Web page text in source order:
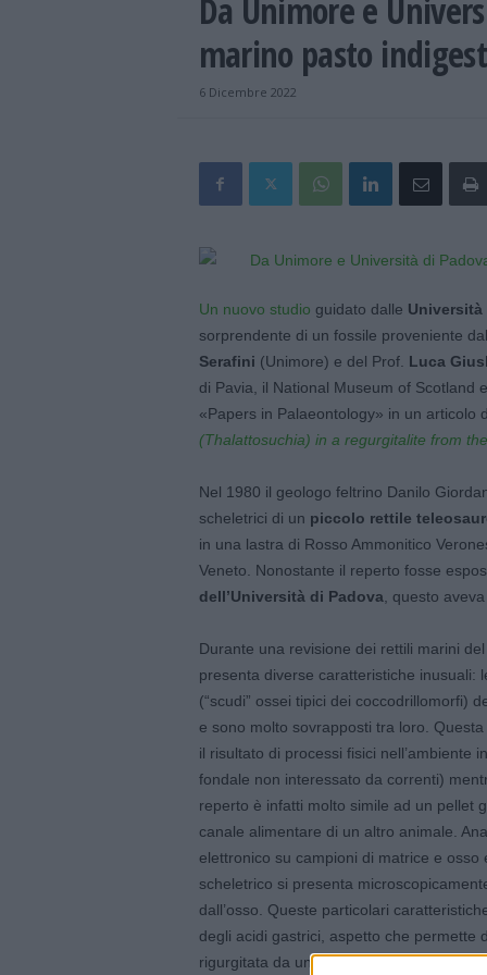
Da Unimore e
marino pasto
6 Dicembre 2022
Un nuovo studio guidato dalle Università
sorprendente di un fossile proveniente
Serafini (Unimore) e del Prof. Luca
di Pavia, il National Museum of Scotland
«Papers in Palaeontology» in un articolo
(Thalattosuchia) in a regurgitalite from
Nel 1980 il geologo feltrino Danilo
scheletrici di un piccolo rettile
in una lastra di Rosso Ammonitico
Veneto. Nonostante il reperto fosse
dell’Università di Padova , questo
Durante una revisione dei rettili marini
presenta diverse caratteristiche inusuali:
(“scudi” ossei tipici dei coccodrillomorfi)
e sono molto sovrapposti tra loro.
il risultato di processi fisici nell’ambiente
fondale non interessato da correnti)
reperto è infatti molto simile ad un pellet
canale alimentare di un altro animale.
elettronico su campioni di matrice e
scheletrico si presenta
dall’osso. Queste particolari
degli acidi gastrici, aspetto che permette
rigurgitata da un predatore o da uno